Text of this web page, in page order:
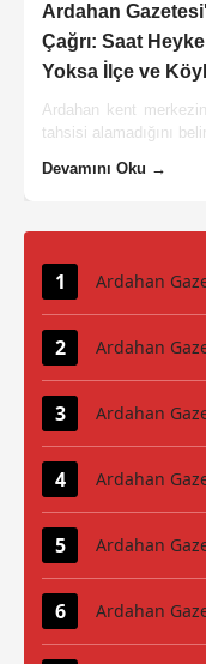
Ardahan
Çağrı: Saat
Yoksa İlçe ve
Ardahan kent
tahsisi alamadığını
Devamını Oku →
Ardahan
Ardahan
Ardahan
Ardahan
Ardahan
Ardahan